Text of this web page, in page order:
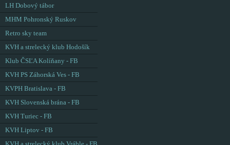
LH Dobový tábor
MHM Pohronský Ruskov
Retro sky team
KVH a strelecký klub Hodošík
Klub ČSĽA Kolíňany - FB
KVH PS Záhorská Ves - FB
KVPH Bratislava - FB
KVH Slovenská brána - FB
KVH Turiec - FB
KVH Liptov - FB